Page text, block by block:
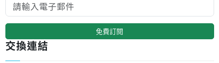
免費訂閱
交換連結